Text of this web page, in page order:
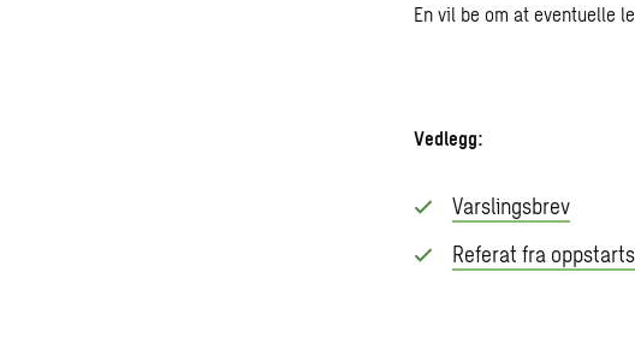
En vil be om at eventuelle
Vedlegg:
Varslingsbrev
Referat fra